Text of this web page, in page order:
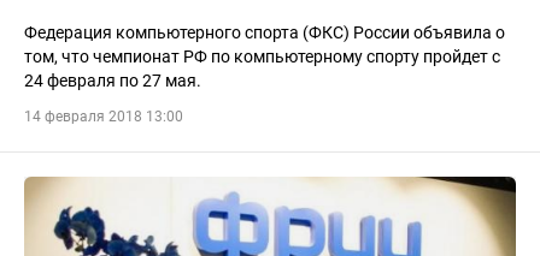
Федерация компьютерного спорта (ФКС) России объявила о
том, что чемпионат РФ по компьютерному спорту пройдет с
24 февраля по 27 мая.
14 февраля 2018 13:00